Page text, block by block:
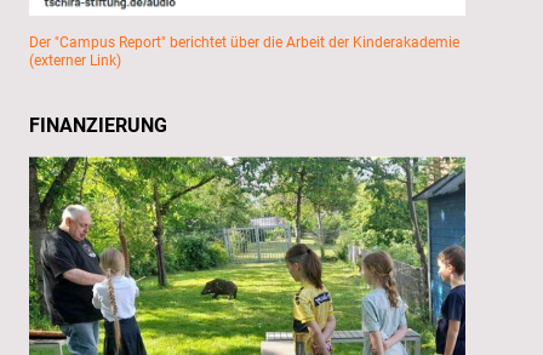
Der "Campus Report" berichtet über die Arbeit der Kinderakademie
(externer Link)
FINANZIERUNG